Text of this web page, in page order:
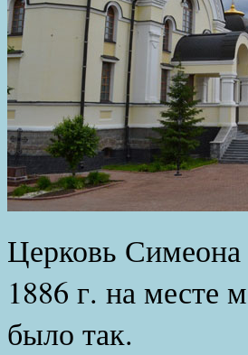
Церковь Симеона
1886 г. на месте
было так.